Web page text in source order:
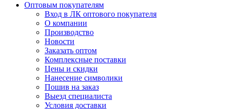
Оптовым покупателям
Вход в ЛК оптового покупателя
О компании
Производство
Новости
Заказать оптом
Комплексные поставки
Цены и скидки
Нанесение символики
Пошив на заказ
Выезд специалиста
Условия доставки